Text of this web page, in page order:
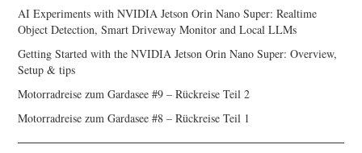
AI Experiments with NVIDIA Jetson Orin Nano Super: Realtime
Object Detection, Smart Driveway Monitor and Local LLMs
Getting Started with the NVIDIA Jetson Orin Nano Super: Overview,
Setup & tips
Motorradreise zum Gardasee #9 – Rückreise Teil 2
Motorradreise zum Gardasee #8 – Rückreise Teil 1